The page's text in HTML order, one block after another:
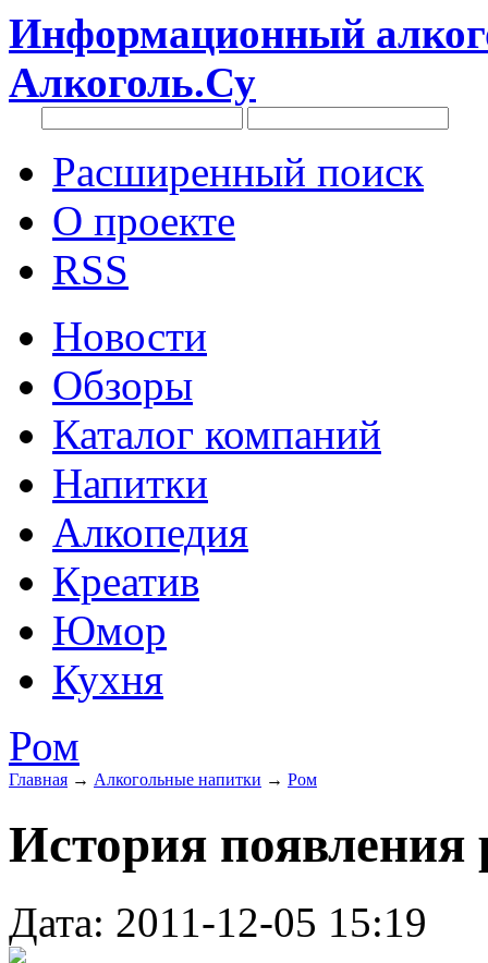
Информационный
Алкоголь.Су
Расширенный поиск
О проекте
RSS
Новости
Обзоры
Каталог компаний
Напитки
Алкопедия
Креатив
Юмор
Кухня
Ром
Главная → Алкогольные напитки → Ром
История появления
Дата: 2011-12-05 15:19